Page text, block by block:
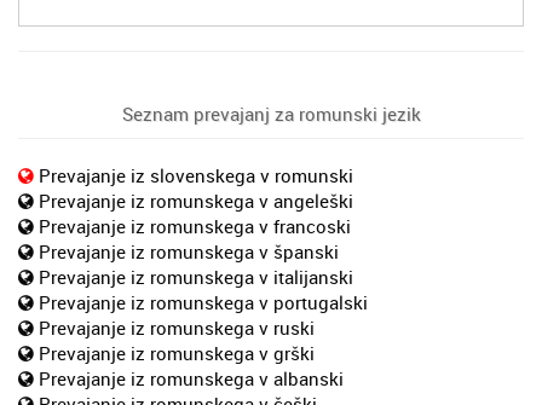
Seznam prevajanj za romunski jezik
Prevajanje iz slovenskega v romunski
Prevajanje iz romunskega v angeleški
Prevajanje iz romunskega v francoski
Prevajanje iz romunskega v španski
Prevajanje iz romunskega v italijanski
Prevajanje iz romunskega v portugalski
Prevajanje iz romunskega v ruski
Prevajanje iz romunskega v grški
Prevajanje iz romunskega v albanski